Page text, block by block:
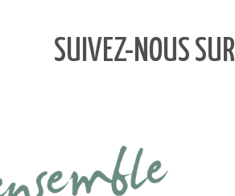
SUIVEZ-NOUS SUR